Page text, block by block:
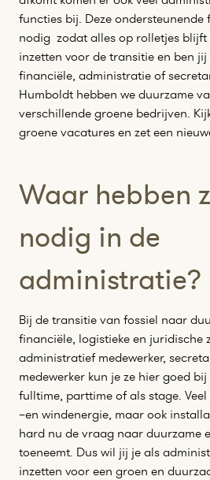
functies bij. Deze
nodig zodat alles op rolletjes
inzetten voor de transitie en ben
financiële, administratie of
Humboldt hebben we duurzame
verschillende groene bedrijven.
groene vacatures en zet een
Waar hebben
nodig in de
administratie?
Bij de transitie van fossiel naar
financiële, logistieke en juridische
administratief medewerker,
medewerker kun je ze hier goed
fulltime, parttime of als stage.
–en windenergie, maar ook
hard nu de vraag naar duurzame
toeneemt. Dus wil jij je als
inzetten voor een groen en